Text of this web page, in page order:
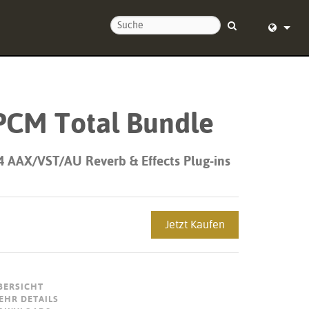
Total Bundle
AAX/VST/AU Reverb & Effects Plug-ins
Jetzt Kaufen
DETAILS